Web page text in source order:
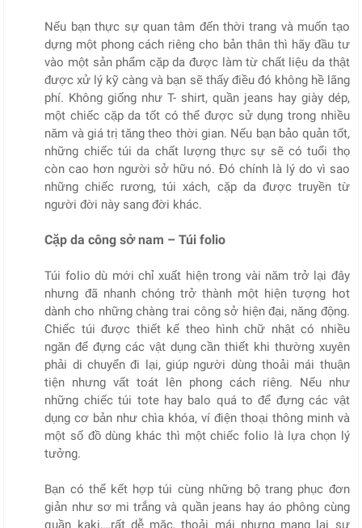
Nếu bạn thực sự quan tâm đến thời trang và muốn tạo
dựng một phong cách riêng cho bản thân thì hãy đầu tư
vào một sản phẩm cặp da được làm từ chất liệu da thật
được xử lý kỹ càng và bạn sẽ thấy điều đó không hề lãng
phí. Không giống như T- shirt, quần jeans hay giày dép,
một chiếc cặp da tốt có thể được sử dụng trong nhiều
năm và giá trị tăng theo thời gian. Nếu bạn bảo quản tốt,
những chiếc túi da chất lượng thực sự sẽ có tuổi thọ
còn cao hơn người sở hữu nó. Đó chính là lý do vì sao
những chiếc rương, túi xách, cặp da được truyền từ
người đời này sang đời khác.
Cặp da công sở nam – Túi folio
Túi folio dù mới chỉ xuất hiện trong vài năm trở lại đây
nhưng đã nhanh chóng trở thành một hiện tượng hot
dành cho những chàng trai công sở hiện đại, năng động.
Chiếc túi được thiết kế theo hình chữ nhật có nhiều
ngăn để đựng các vật dụng cần thiết khi thường xuyên
phải di chuyển đi lại, giúp người dùng thoải mái thuận
tiện nhưng vất toát lên phong cách riêng. Nếu như
những chiếc túi tote hay balo quá to để đựng các vật
dụng cơ bản như chìa khóa, ví điện thoại thông minh và
một số đồ dùng khác thì một chiếc folio là lựa chọn lý
tưởng.
Bạn có thể kết hợp túi cùng những bộ trang phục đơn
giản như sơ mi trắng và quần jeans hay áo phông cùng
quần kaki,…rất dễ mặc, thoải mái nhưng mang lại sự